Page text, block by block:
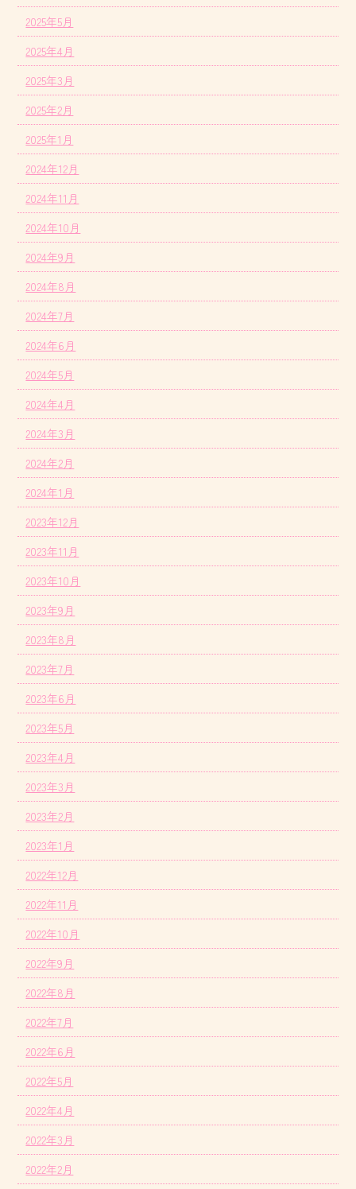
2025年5月
2025年4月
2025年3月
2025年2月
2025年1月
2024年12月
2024年11月
2024年10月
2024年9月
2024年8月
2024年7月
2024年6月
2024年5月
2024年4月
2024年3月
2024年2月
2024年1月
2023年12月
2023年11月
2023年10月
2023年9月
2023年8月
2023年7月
2023年6月
2023年5月
2023年4月
2023年3月
2023年2月
2023年1月
2022年12月
2022年11月
2022年10月
2022年9月
2022年8月
2022年7月
2022年6月
2022年5月
2022年4月
2022年3月
2022年2月